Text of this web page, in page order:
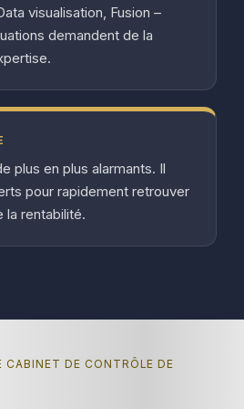
visualisation, Fusion –
demandent de la
plus en plus alarmants. Il
pour rapidement retrouver
la rentabilité.
CABINET DE CONTRÔLE DE